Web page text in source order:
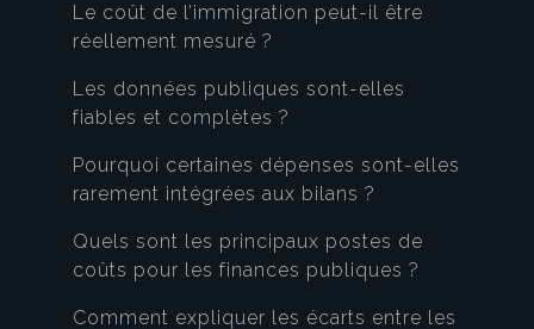
Le coût de l’immigration peut-il être
réellement mesuré ?
Les données publiques sont-elles
fiables et complètes ?
Pourquoi certaines dépenses sont-elles
rarement intégrées aux bilans ?
Quels sont les principaux postes de
coûts pour les finances publiques ?
Comment expliquer les écarts entre les